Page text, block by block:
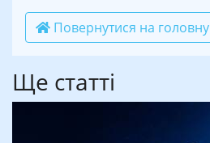
Повернутися на головну
Ще статті